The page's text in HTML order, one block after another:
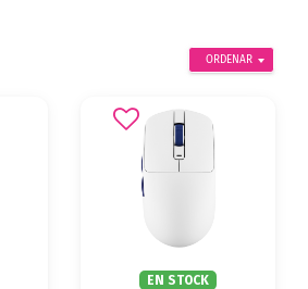
ORDENAR
EN STOCK